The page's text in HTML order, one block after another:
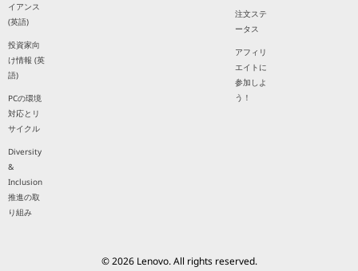
イアンス
(英語)
投資家向
け情報 (英
語)
PCの環境
対応とリ
サイクル
Diversity
&
Inclusion
推進の取
り組み
注文ステ
ータス
アフィリ
エイトに
参加しよ
う！
© 2026 Lenovo. All rights reserved.